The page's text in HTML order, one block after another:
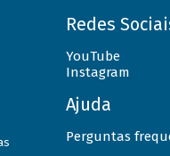
Redes
YouTube
Instagram
Ajuda
Perguntas